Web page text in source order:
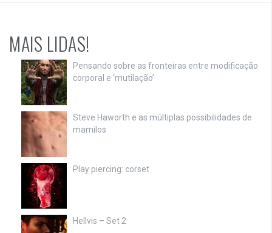
MAIS LIDAS!
Pensando sobre as fronteiras entre modificação
corporal e ‘mutilação’
Steve Haworth e as múltiplas possibilidades de
mamilos
Play piercing: corset
Hellvis – Set 2